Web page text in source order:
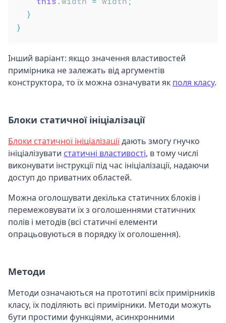
}
}
Інший варіант: якщо значення властивостей
примірника не залежать від аргументів
конструктора, то їх можна означувати як поля класу.
Блоки статичної ініціалізації
Блоки статичної ініціалізаціїдають змогу гнучко
ініціалізувати статичні властивості, в тому числі
виконувати інструкції під час ініціалізації, надаючи
доступ до приватних областей.
Можна оголошувати декілька статичних блоків і
перемежовувати їх з оголошеннями статичних
полів і методів (всі статичні елементи
опрацьовуються в порядку їх оголошення).
Методи
Методи означаються на прототипі всіх примірників
класу, їх поділяють всі примірники. Методи можуть
бути простими функціями, асинхронними